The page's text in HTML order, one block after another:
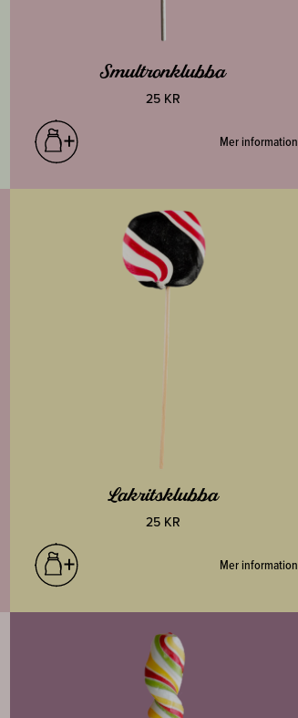
Smultronklubba
25 KR
Mer information
Lakritsklubba
25 KR
Mer information